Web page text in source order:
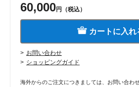
60,000円（税込）
カートに入れ
お問い合わせ
ショッピングガイド
海外からのご注文につきましては、お問い合わ